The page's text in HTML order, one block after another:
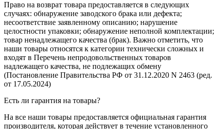
Право на возврат товара предоставляется в следующих
случаях: обнаружение заводского брака или дефекта;
несоответствие заявленному описанию; нарушение
целостности упаковки; обнаружение неполной комплектации;
товар ненадлежащего качества (брак). Важно отметить, что
наши товары относятся к категории технически сложных и
входят в Перечень непродовольственных товаров
надлежащего качества, не подлежащих обмену
(Постановление Правительства РФ от 31.12.2020 N 2463 (ред.
от 17.05.2024)
Есть ли гарантия на товары?
На все наши товары предоставляется официальная гарантия
производителя, которая действует в течение установленного